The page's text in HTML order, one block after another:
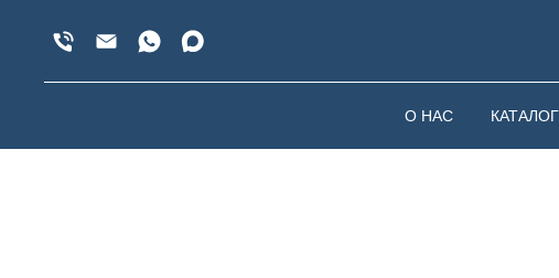
О НАС КАТАЛОГ